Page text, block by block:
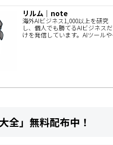
リルム｜note
海外AIビジネス1,000以上を研究
し、個人でも勝てるAIビジネスだ
けを発信しています。AIツールや
全」無料配布中！